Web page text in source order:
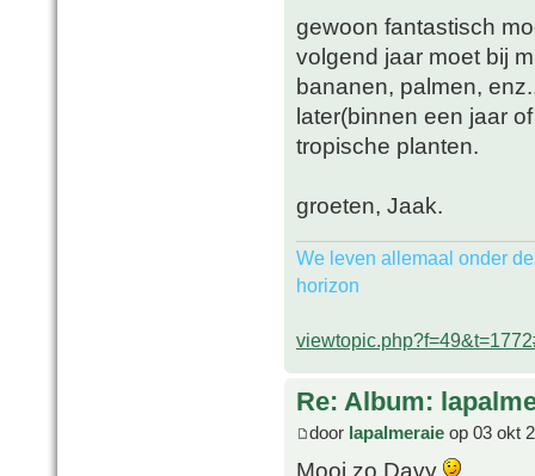
gewoon fantastisch
volgend jaar moet bij
bananen, palmen,
later(binnen een jaar
tropische planten.
groeten, Jaak.
We leven allemaal onder
horizon
Re: Album:
door lapalmeraie op 03 okt
Mooi zo Davy